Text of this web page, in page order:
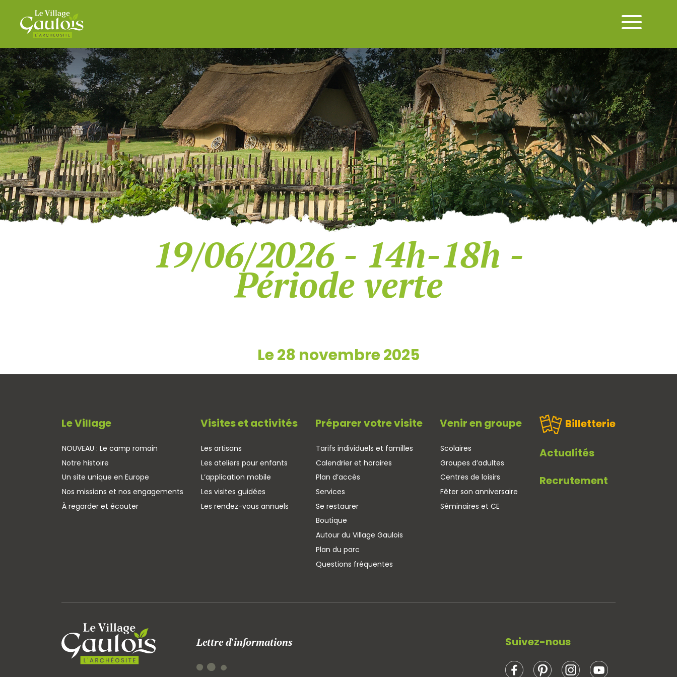
19/06/2026 - 14h-18h -
Période verte
Le 28 novembre 2025
Le Village
NOUVEAU : Le camp romain
Notre histoire
Un site unique en Europe
Nos missions et nos engagements
À regarder et écouter
Visites et activités
Les artisans
Les ateliers pour enfants
L’application mobile
Les visites guidées
Les rendez-vous annuels
Préparer votre visite
Tarifs individuels et familles
Calendrier et horaires
Plan d’accès
Services
Se restaurer
Boutique
Autour du Village Gaulois
Plan du parc
Questions fréquentes
Venir en groupe
Scolaires
Groupes d’adultes
Centres de loisirs
Fêter son anniversaire
Séminaires et CE
Billetterie
Actualités
Recrutement
Lettre d'informations Suivez-nous